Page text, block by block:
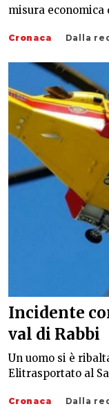
misura
Cronaca Dalla
Incidente
val di Rabbi
Un uomo si è
Elitrasportato al
Cronaca Dalla